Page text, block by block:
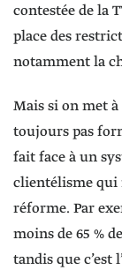
contestée de la
place des
notamment la
Mais si on met
toujours pas
fait face à un
clientélisme qui
réforme. Par
moins de 65 %
tandis que c’est